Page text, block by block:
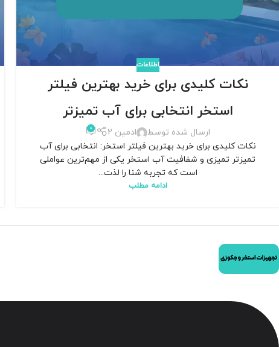
اطلاعات
نکات کلیدی برای خرید بهترین فیلتر
استخر انتخابی برای آب تمیزتر
ارسال شده توسط ادمین 2 0
نکات کلیدی برای خرید بهترین فیلتر استخر: انتخابی برای آب
تمیزتر تمیزی و شفافیت آب استخر یکی از مهم‌ترین عواملی
است که تجربه شنا را لذت...
ادامه مطلب